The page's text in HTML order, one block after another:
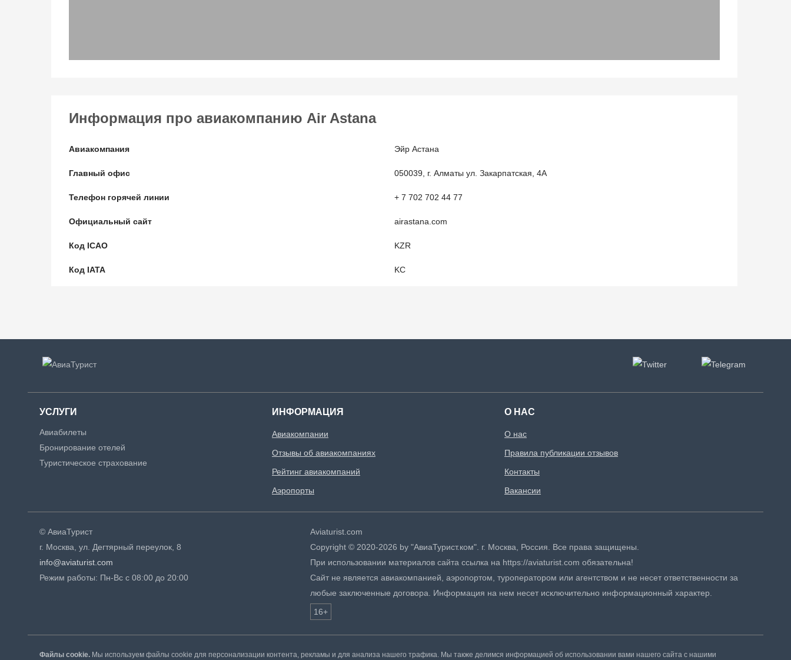
Информация про авиакомпанию Air Astana
Авиакомпания Эйр Астана
Главный офис 050039, г. Алматы ул. Закарпатская, 4А
Телефон горячей линии + 7 702 702 44 77
Официальный сайт airastana.com
Код ICAO KZR
Код IATA KC
УСЛУГИ
Авиабилеты
Бронирование отелей
Туристическое страхование
ИНФОРМАЦИЯ
Авиакомпании
Отзывы об авиакомпаниях
Рейтинг авиакомпаний
Аэропорты
О НАС
О нас
Правила публикации отзывов
Контакты
Вакансии
© АвиаТурист
г. Москва, ул. Дегтярный переулок, 8
info@aviaturist.com
Режим работы: Пн-Вс с 08:00 до 20:00
Aviaturist.com
Copyright © 2020-2026 by "АвиаТурист.ком". г. Москва, Россия. Все права защищены.
При использовании материалов сайта ссылка на https://aviaturist.com обязательна!
Сайт не является авиакомпанией, аэропортом, туроператором или агентством и не несет ответственности за
любые заключенные договора. Информация на нем несет исключительно информационный характер.
16+
Файлы cookie. Мы используем файлы cookie для персонализации контента, рекламы и для анализа нашего трафика. Мы также делимся информацией об использовании вами нашего сайта с нашими